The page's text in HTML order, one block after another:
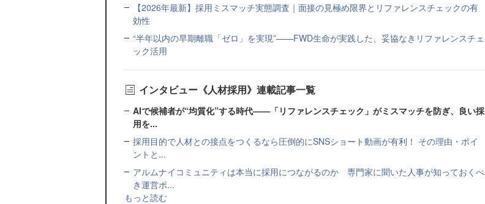
【2026年最新】採用ミスマッチ実態調査｜面接の見極め限界とリファレンスチェックの有
効性
“半年以内の早期離職「ゼロ」を実現”——FWD生命が実践した、妥協なきリファレンスチェ
ック活用
インタビュー《人材採用》連載記事一覧
AIで候補者が“均質化”する時代——「リファレンスチェック」がミスマッチを防ぎ、良い採
用を...
採用目的で人材との接点をつくるなら圧倒的にSNSショート動画が有利！ その理由・ポイ
ントと...
アルムナイコミュニティは本当に採用につながるのか 専門家に聞いた人事が知っておくべ
き運営ポ...
もっと読む